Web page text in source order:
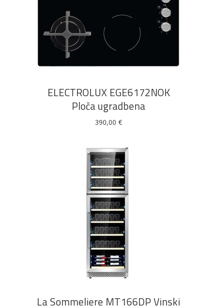
DODAJ U KOŠARICU
ELECTROLUX EGE6172NOK
Ploča ugradbena
390,00 €
DODAJ U KOŠARICU
La Sommeliere MT166DP Vinski